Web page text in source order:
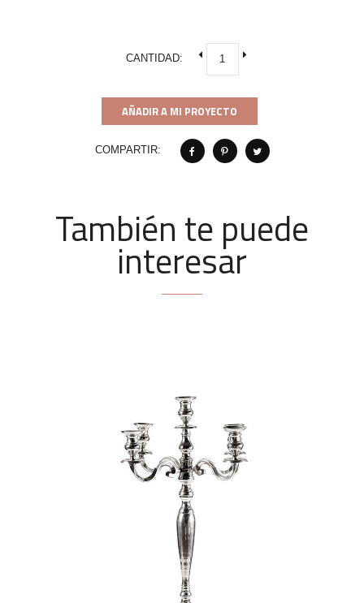
CANTIDAD:
AÑADIR A MI PROYECTO
COMPARTIR:
También te puede
interesar